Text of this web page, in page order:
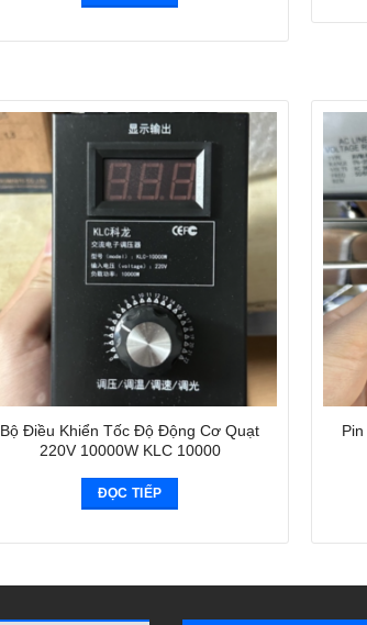
Bộ Điều Khiển Tốc Độ Động Cơ Quạt
220V 10000W KLC 10000
ĐỌC TIẾP